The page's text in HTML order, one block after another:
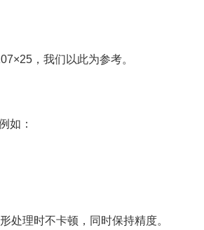
，我们以此为参考。
如：
处理时不卡顿，同时保持精度。